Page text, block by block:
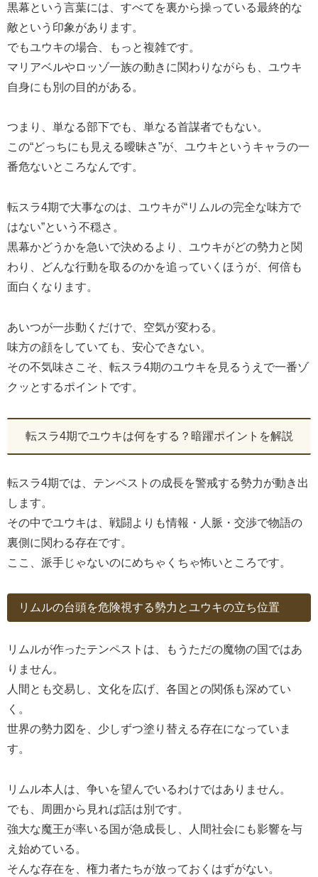
黒幕という言葉には、すべてを裏から操っている最終的な
敵という印象があります。
でもユウキの場合、もっと複雑です。
マリアベルやロッゾ一族の動きに関わりながらも、ユウキ
自身にも別の目的がある。
つまり、単なる部下でも、単なる首謀者でもない。
この“どっちにも見える曖昧さ”が、ユウキというキャラの一
番危ないところなんです。
転スラ4期で大事なのは、ユウキが“リムルの完全な味方で
はない”という不穏さ。
黒幕かどうかを急いで決めるより、ユウキがどの勢力と関
わり、どんな行動を取るのかを追っていくほうが、何倍も
面白くなります。
あいつが一歩動くだけで、空気が変わる。
味方の顔をしていても、安心できない。
その不気味さこそ、転スラ4期のユウキを見るうえで一番ゾ
クッとするポイントです。
転スラ4期でユウキは何をする？暗躍ポイントを解説
転スラ4期では、テンペストの成長を警戒する勢力が動き出
します。
その中でユウキは、戦闘よりも情報・人脈・交渉で物語の
裏側に関わる存在です。
ここ、派手じゃないのにめちゃくちゃ怖いところです。
リムルの台頭を危険視する勢力とユウキの立ち位置
リムルが作ったテンペストは、もうただの魔物の国ではあ
りません。
人間とも交易し、文化を広げ、各国との関係も深めてい
く。
世界の勢力図を、少しずつ塗り替える存在になっていま
す。
リムル本人は、争いを望んでいるわけではありません。
でも、周囲から見れば話は別です。
強大な魔王が率いる国が急成長し、人間社会にも影響を与
え始めている。
そんな存在を、権力者たちが放っておくはずがない。